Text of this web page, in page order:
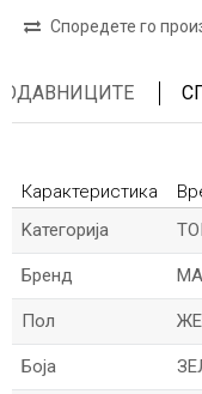
Споредете го
Карактеристика
Kатегорија
Бренд
Пол
Боја